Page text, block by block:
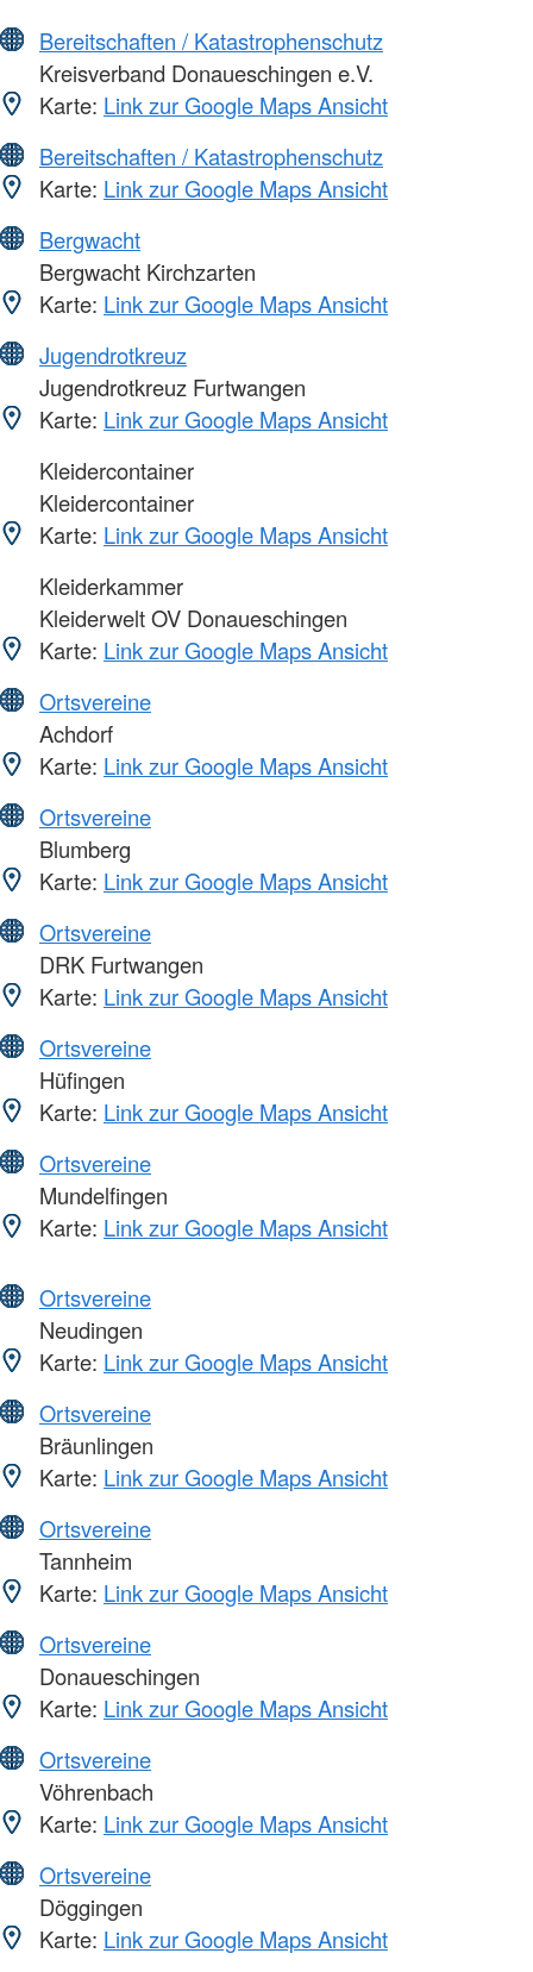
Bereitschaften / Katastrophenschutz
Kreisverband Donaueschingen e.V.
Karte: Link zur Google Maps Ansicht
Bereitschaften / Katastrophenschutz
Karte: Link zur Google Maps Ansicht
Bergwacht
Bergwacht Kirchzarten
Karte: Link zur Google Maps Ansicht
Jugendrotkreuz
Jugendrotkreuz Furtwangen
Karte: Link zur Google Maps Ansicht
Kleidercontainer
Kleidercontainer
Karte: Link zur Google Maps Ansicht
Kleiderkammer
Kleiderwelt OV Donaueschingen
Karte: Link zur Google Maps Ansicht
Ortsvereine
Achdorf
Karte: Link zur Google Maps Ansicht
Ortsvereine
Blumberg
Karte: Link zur Google Maps Ansicht
Ortsvereine
DRK Furtwangen
Karte: Link zur Google Maps Ansicht
Ortsvereine
Hüfingen
Karte: Link zur Google Maps Ansicht
Ortsvereine
Mundelfingen
Karte: Link zur Google Maps Ansicht
Ortsvereine
Neudingen
Karte: Link zur Google Maps Ansicht
Ortsvereine
Bräunlingen
Karte: Link zur Google Maps Ansicht
Ortsvereine
Tannheim
Karte: Link zur Google Maps Ansicht
Ortsvereine
Donaueschingen
Karte: Link zur Google Maps Ansicht
Ortsvereine
Vöhrenbach
Karte: Link zur Google Maps Ansicht
Ortsvereine
Döggingen
Karte: Link zur Google Maps Ansicht